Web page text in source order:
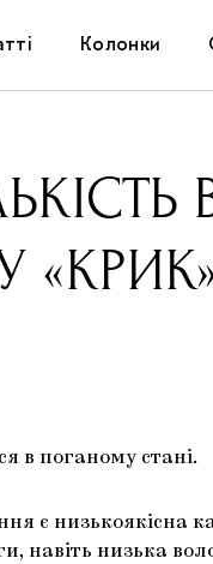
Колонки
в поганому стані.
є низькоякісна
навіть низька